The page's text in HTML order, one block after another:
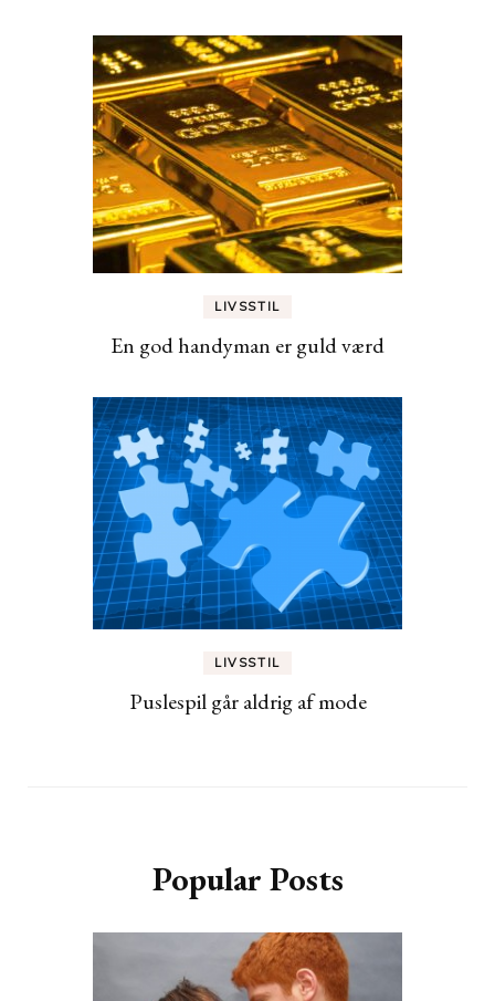
LIVSSTIL
En god handyman er guld værd
LIVSSTIL
Puslespil går aldrig af mode
Popular Posts